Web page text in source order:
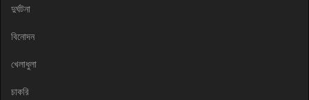
দুর্ঘটনা
বিনোদন
খেলাধুলা
চাকরি